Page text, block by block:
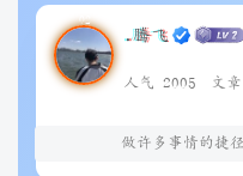
.腾飞
人气 2005 文
做许多事情的捷